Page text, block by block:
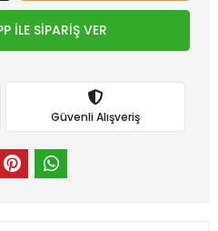
İLE SİPARİŞ VER
Güvenli Alışveriş